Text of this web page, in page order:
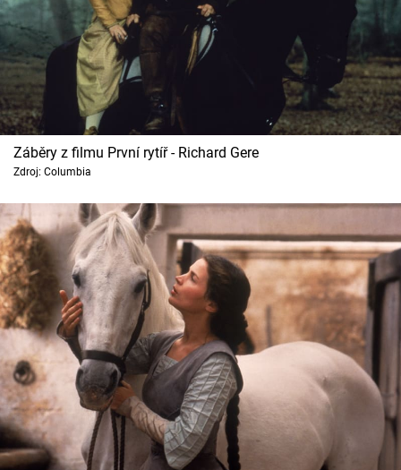
Záběry z filmu První rytíř - Richard Gere
Zdroj: Columbia